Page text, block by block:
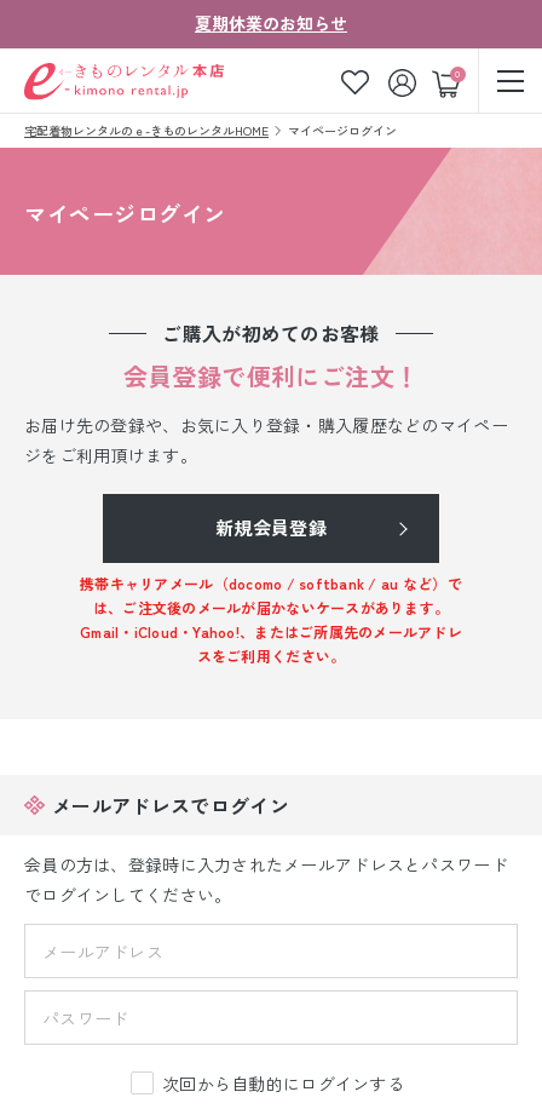
夏期休業のお知らせ
0
ゲスト
お気に入り ログイン
よくあるご質問
お問い合わせ
法人・グループの
お客様はこちら
着物の種類から探す
振袖レンタル
卒業式袴レンタル
ベビー着物レンタル
ジュニア着物レンタル
紋付袴レンタル
宅配着物レンタルのｅ-きものレンタルHOME マイページログイン
マイページログイン
ご購入が初めてのお客様
会員登録で便利にご注文！
お届け先の登録や、お気に入り登録・購入履歴などのマイペー
ジをご利用頂けます。
新規会員登録
携帯キャリアメール（docomo / softbank / au など）で
は、ご注文後のメールが届かないケースがあります。
Gmail・iCloud・Yahoo!、またはご所属先のメールアドレ
スをご利用ください。
メールアドレスでログイン
会員の方は、登録時に入力されたメールアドレスとパスワード
でログインしてください。
次回から自動的にログインする